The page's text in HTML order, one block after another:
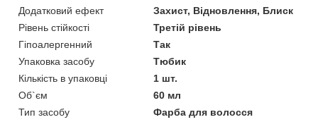
Додатковий ефект
Захист, Відновлення, Блиск
Рівень стійкості
Третій рівень
Гіпоалергенний
Так
Упаковка засобу
Тюбик
Кількість в упаковці
1 шт.
Об`єм
60 мл
Тип засобу
Фарба для волосся